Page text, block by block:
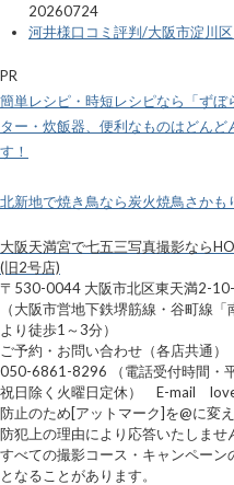
20260724
河井様口コミ評判/大阪市淀川
PR
簡単レシピ・時短レシピなら「ず
ター・炊飯器、便利なものはどん
す！
北新地で焼き鳥なら炭火焼鳥さかも
大阪天満宮で七五三写真撮影なら
(旧2号店)
〒530-0044 大阪市北区東天満2-
（大阪市営地下鉄堺筋線・谷町線
より徒歩1～3分）
ご予約・お問い合わせ（各店共通）
050-6861-8296 （電話受付時間・
祝日除く火曜日定休） E-mail
防止のため[アットマーク]を@に
防犯上の理由により応答いたしませ
すべての撮影コース・キャンペー
となることがあります。